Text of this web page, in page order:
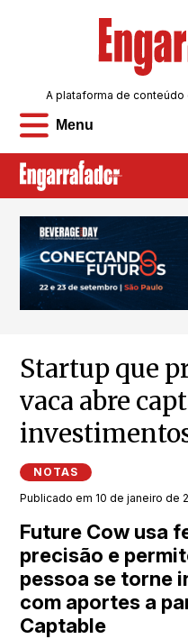
Menu
A plataforma de conteúdo
Startup que
vaca abre
NOTAS
Publicado em 10 de janeiro de
Future Cow usa
precisão e
pessoa se torne
com aportes a
Captable